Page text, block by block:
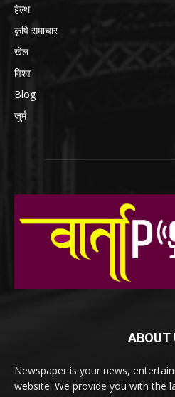
हेल्थ
कृषि समाचार
खेल
विश्व
Blog
जुर्म
ABOUT
Newspaper is your news,
website. We provide you with the